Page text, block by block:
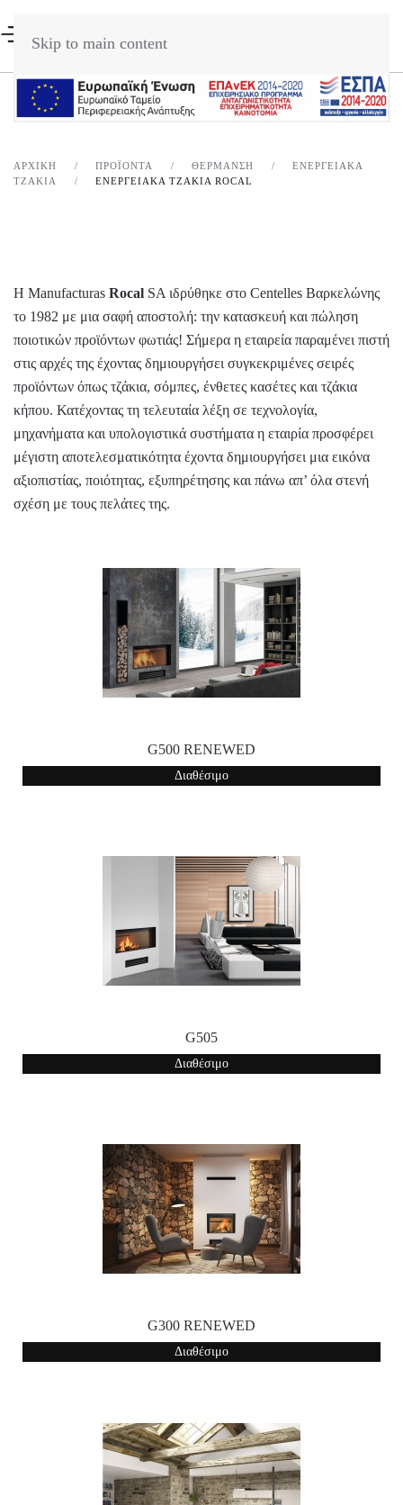
Skip to main content
ΑΡΧΙΚΉ ΠΡΟΪΌΝΤΑ ΘΈΡΜΑΝΣΗ
ΕΝΕΡΓΕΙΑΚΑ
ΤΖΑΚΙΑ
ΕΝΕΡΓΕΙΑΚΑ ΤΖΑΚΙΑ ROCAL
H Manufacturas Rocal SA ιδρύθηκε στο Centelles Βαρκελώνης
το 1982 με μια σαφή αποστολή: την κατασκευή και πώληση
ποιοτικών προϊόντων φωτιάς! Σήμερα η εταιρεία παραμένει πιστή
στις αρχές της έχοντας δημιουργήσει συγκεκριμένες σειρές
προϊόντων όπως τζάκια, σόμπες, ένθετες κασέτες και τζάκια
κήπου. Κατέχοντας τη τελευταία λέξη σε τεχνολογία,
μηχανήματα και υπολογιστικά συστήματα η εταιρία προσφέρει
μέγιστη αποτελεσματικότητα έχοντα δημιουργήσει μια εικόνα
αξιοπιστίας, ποιότητας, εξυπηρέτησης και πάνω απ’ όλα στενή
σχέση με τους πελάτες της.
G500 RENEWED
Διαθέσιμο
G505
Διαθέσιμο
G300 RENEWED
Διαθέσιμο